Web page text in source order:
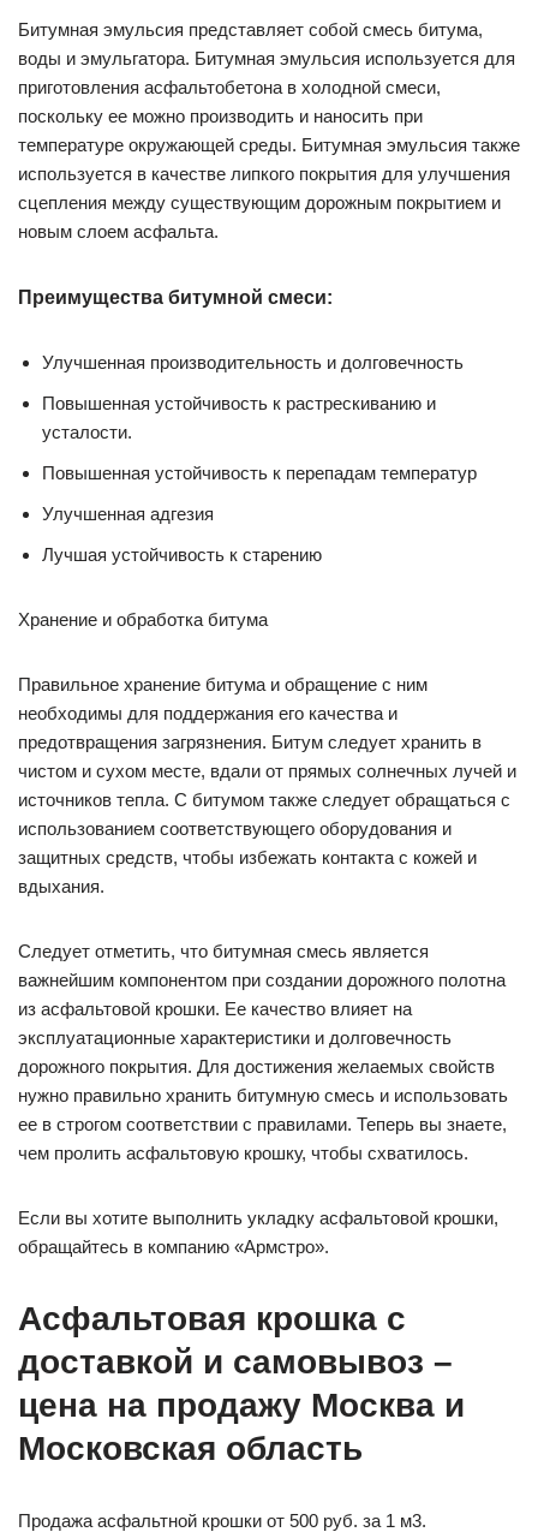
Битумная эмульсия представляет собой смесь битума,
воды и эмульгатора. Битумная эмульсия используется для
приготовления асфальтобетона в холодной смеси,
поскольку ее можно производить и наносить при
температуре окружающей среды. Битумная эмульсия также
используется в качестве липкого покрытия для улучшения
сцепления между существующим дорожным покрытием и
новым слоем асфальта.
Преимущества битумной смеси:
Улучшенная производительность и долговечность
Повышенная устойчивость к растрескиванию и
усталости.
Повышенная устойчивость к перепадам температур
Улучшенная адгезия
Лучшая устойчивость к старению
Хранение и обработка битума
Правильное хранение битума и обращение с ним
необходимы для поддержания его качества и
предотвращения загрязнения. Битум следует хранить в
чистом и сухом месте, вдали от прямых солнечных лучей и
источников тепла. С битумом также следует обращаться с
использованием соответствующего оборудования и
защитных средств, чтобы избежать контакта с кожей и
вдыхания.
Следует отметить, что битумная смесь является
важнейшим компонентом при создании дорожного полотна
из асфальтовой крошки. Ее качество влияет на
эксплуатационные характеристики и долговечность
дорожного покрытия. Для достижения желаемых свойств
нужно правильно хранить битумную смесь и использовать
ее в строгом соответствии с правилами. Теперь вы знаете,
чем пролить асфальтовую крошку, чтобы схватилось.
Если вы хотите выполнить укладку асфальтовой крошки,
обращайтесь в компанию «Армстро».
Асфальтовая крошка с
доставкой и самовывоз –
цена на продажу Москва и
Московская область
Продажа асфальтной крошки от 500 руб. за 1 м3.